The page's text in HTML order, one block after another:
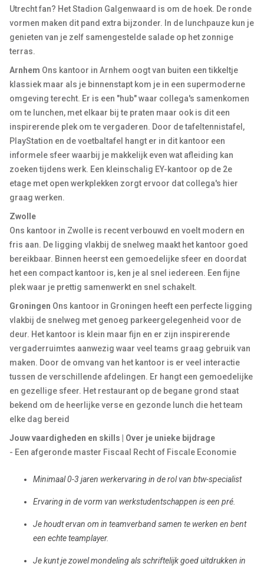
Utrecht fan? Het Stadion Galgenwaard is om de hoek. De ronde
vormen maken dit pand extra bijzonder. In de lunchpauze kun je
genieten van je zelf samengestelde salade op het zonnige
terras.
Arnhem Ons kantoor in Arnhem oogt van buiten een tikkeltje
klassiek maar als je binnenstapt kom je in een supermoderne
omgeving terecht. Er is een "hub" waar collega's samenkomen
om te lunchen, met elkaar bij te praten maar ook is dit een
inspirerende plek om te vergaderen. Door de tafeltennistafel,
PlayStation en de voetbaltafel hangt er in dit kantoor een
informele sfeer waarbij je makkelijk even wat afleiding kan
zoeken tijdens werk. Een kleinschalig EY-kantoor op de 2e
etage met open werkplekken zorgt ervoor dat collega's hier
graag werken.
Zwolle
Ons kantoor in Zwolle is recent verbouwd en voelt modern en
fris aan. De ligging vlakbij de snelweg maakt het kantoor goed
bereikbaar. Binnen heerst een gemoedelijke sfeer en doordat
het een compact kantoor is, ken je al snel iedereen. Een fijne
plek waar je prettig samenwerkt en snel schakelt.
Groningen Ons kantoor in Groningen heeft een perfecte ligging
vlakbij de snelweg met genoeg parkeergelegenheid voor de
deur. Het kantoor is klein maar fijn en er zijn inspirerende
vergaderruimtes aanwezig waar veel teams graag gebruik van
maken. Door de omvang van het kantoor is er veel interactie
tussen de verschillende afdelingen. Er hangt een gemoedelijke
en gezellige sfeer. Het restaurant op de begane grond staat
bekend om de heerlijke verse en gezonde lunch die het team
elke dag bereid
Jouw vaardigheden en skills | Over je unieke bijdrage
- Een afgeronde master Fiscaal Recht of Fiscale Economie
Minimaal 0-3 jaren werkervaring in de rol van btw-specialist
Ervaring in de vorm van werkstudentschappen is een pré.
Je houdt ervan om in teamverband samen te werken en bent
een echte teamplayer.
Je kunt je zowel mondeling als schriftelijk goed uitdrukken in